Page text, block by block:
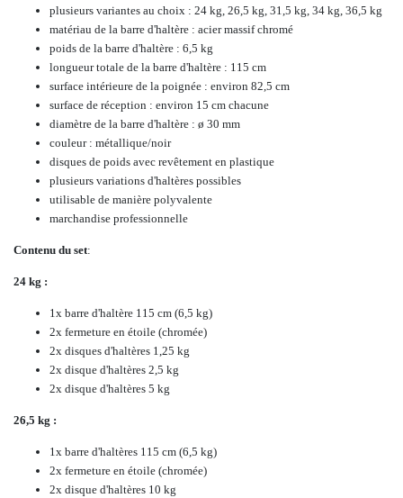
plusieurs variantes au choix : 24 kg, 26,5 kg, 31,5 kg, 34 kg, 36,5 kg
matériau de la barre d'haltère : acier massif chromé
poids de la barre d'haltère : 6,5 kg
longueur totale de la barre d'haltère : 115 cm
surface intérieure de la poignée : environ 82,5 cm
surface de réception : environ 15 cm chacune
diamètre de la barre d'haltère : ø 30 mm
couleur : métallique/noir
disques de poids avec revêtement en plastique
plusieurs variations d'haltères possibles
utilisable de manière polyvalente
marchandise professionnelle
Contenu du set:
24 kg :
1x barre d'haltère 115 cm (6,5 kg)
2x fermeture en étoile (chromée)
2x disques d'haltères 1,25 kg
2x disque d'haltères 2,5 kg
2x disque d'haltères 5 kg
26,5 kg :
1x barre d'haltères 115 cm (6,5 kg)
2x fermeture en étoile (chromée)
2x disque d'haltères 10 kg